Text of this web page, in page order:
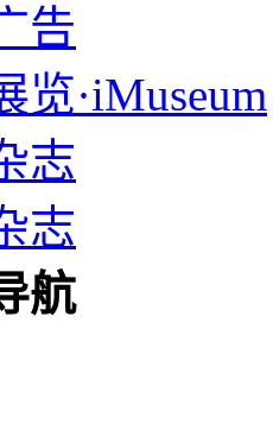
告
览·iMuseum
志
志
航